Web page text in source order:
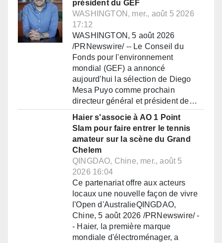
président du GEF
WASHINGTON, mer., août 5 2026
17:12
WASHINGTON, 5 août 2026
/PRNewswire/ -- Le Conseil du
Fonds pour l'environnement
mondial (GEF) a annoncé
aujourd'hui la sélection de Diego
Mesa Puyo comme prochain
directeur général et président de…
Haier s'associe à AO 1 Point
Slam pour faire entrer le tennis
amateur sur la scène du Grand
Chelem
QINGDAO, Chine, mer., août 5
2026 16:04
Ce partenariat offre aux acteurs
locaux une nouvelle façon de vivre
l'Open d'AustralieQINGDAO,
Chine, 5 août 2026 /PRNewswire/ -
- Haier, la première marque
mondiale d'électroménager, a